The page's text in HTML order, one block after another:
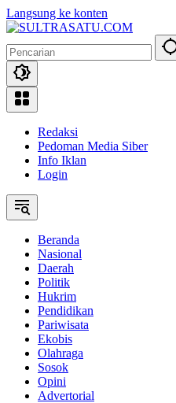
Langsung ke konten
Redaksi
Pedoman Media Siber
Info Iklan
Login
Beranda
Nasional
Daerah
Politik
Hukrim
Pendidikan
Pariwisata
Ekobis
Olahraga
Sosok
Opini
Advertorial